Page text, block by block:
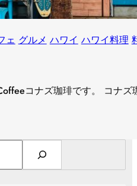
ェ グルメ ハワイ ハワイ料理
コナズ珈琲です。 コナ